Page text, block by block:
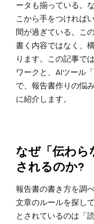
ータも揃っている。
こから手をつければ
間が過ぎている。こ
書く内容ではなく、
ります。この記事で
ワークと、AIツール
で、報告書作りの悩
に紹介します。
なぜ「伝わら
されるのか?
報告書の書き方を調
文章のルールを探し
とされているのは「